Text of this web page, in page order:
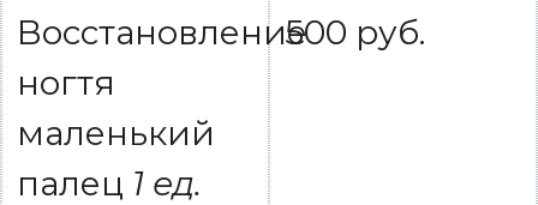
Восстановление
ногтя
маленький
палец 1 ед.
500 руб.